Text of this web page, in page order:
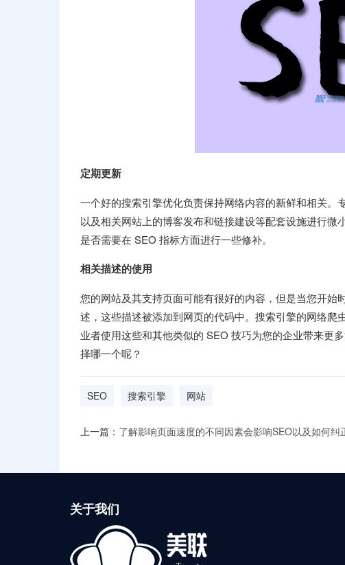
定期更新
一个好的搜索引擎优化负责保持网络内容的新鲜和相关
以及相关网站上的博客发布和链接建设等配套设施进行
是否需要在 SEO 指标方面进行一些修补。
相关描述的使用
您的网站及其支持页面可能有很好的内容，但是当您开
述，这些描述被添加到网页的代码中。搜索引擎的网络
业者使用这些和其他类似的 SEO 技巧为您的企业带来更
择哪一个呢？
SEO 搜索引擎 网站
上一篇： 了解影响页面速度的不同因素会影响SEO以及如何纠正错
关于我们